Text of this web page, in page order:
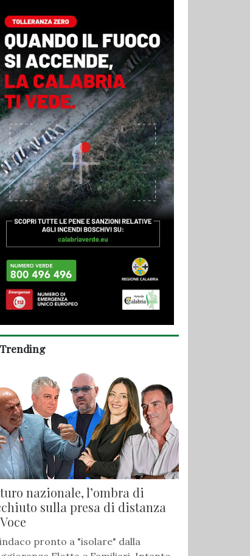
nazionale, l’ombra di
sulla presa di distanza
pronto a "isolare" dalla